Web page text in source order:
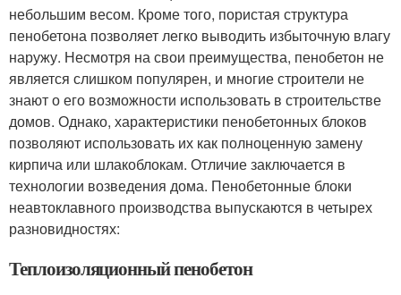
небольшим весом. Кроме того, пористая структура
пенобетона позволяет легко выводить избыточную влагу
наружу. Несмотря на свои преимущества, пенобетон не
является слишком популярен, и многие строители не
знают о его возможности использовать в строительстве
домов. Однако, характеристики пенобетонных блоков
позволяют использовать их как полноценную замену
кирпича или шлакоблокам. Отличие заключается в
технологии возведения дома. Пенобетонные блоки
неавтоклавного производства выпускаются в четырех
разновидностях:
Теплоизоляционный пенобетон